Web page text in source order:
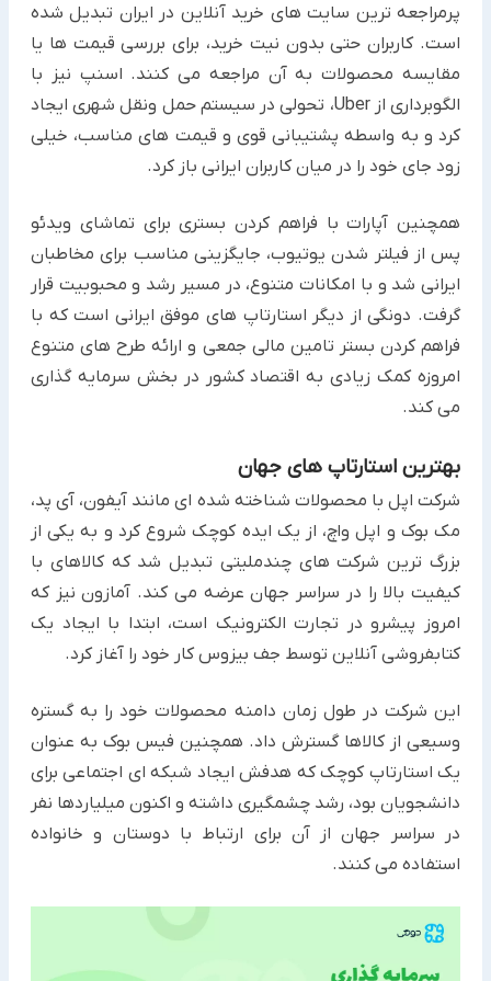
پرمراجعه ترین سایت های خرید آنلاین در ایران تبدیل شده
است. کاربران حتی بدون نیت خرید، برای بررسی قیمت ها یا
مقایسه محصولات به آن مراجعه می کنند. اسنپ نیز با
الگوبرداری از Uber، تحولی در سیستم حمل ونقل شهری ایجاد
کرد و به واسطه پشتیبانی قوی و قیمت های مناسب، خیلی
زود جای خود را در میان کاربران ایرانی باز کرد.
همچنین آپارات با فراهم کردن بستری برای تماشای ویدئو
پس از فیلتر شدن یوتیوب، جایگزینی مناسب برای مخاطبان
ایرانی شد و با امکانات متنوع، در مسیر رشد و محبوبیت قرار
گرفت. دونگی از دیگر استارتاپ های موفق ایرانی است که با
فراهم کردن بستر تامین مالی جمعی و ارائه طرح های متنوع
امروزه کمک زیادی به اقتصاد کشور در بخش سرمایه گذاری
می کند.
بهترین استارتاپ های جهان
شرکت اپل با محصولات شناخته شده ای مانند آیفون، آی پد،
مک بوک و اپل واچ، از یک ایده کوچک شروع کرد و به یکی از
بزرگ ترین شرکت های چندملیتی تبدیل شد که کالاهای با
کیفیت بالا را در سراسر جهان عرضه می کند. آمازون نیز که
امروز پیشرو در تجارت الکترونیک است، ابتدا با ایجاد یک
کتابفروشی آنلاین توسط جف بیزوس کار خود را آغاز کرد.
این شرکت در طول زمان دامنه محصولات خود را به گستره
وسیعی از کالاها گسترش داد. همچنین فیس بوک به عنوان
یک استارتاپ کوچک که هدفش ایجاد شبکه ای اجتماعی برای
دانشجویان بود، رشد چشمگیری داشته و اکنون میلیاردها نفر
در سراسر جهان از آن برای ارتباط با دوستان و خانواده
استفاده می کنند.